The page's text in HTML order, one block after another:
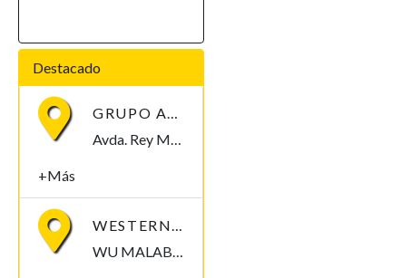
Destacado
GRUPO AGEM
Avda. Rey Malabo (frente Ministerio de Sanidad) Malabo, Bioko Norte , Guinea Ecuatorial
+Más
WESTERN UNION
WU MALABO C/ Luba S/N Malabo, Bioko Norte , Guinea Ecuatorial